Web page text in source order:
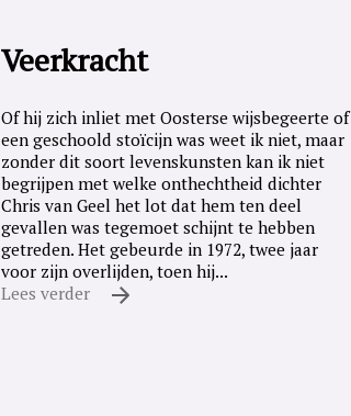
Veerkracht
Of hij zich inliet met Oosterse wijsbegeerte of
een geschoold stoïcijn was weet ik niet, maar
zonder dit soort levenskunsten kan ik niet
begrijpen met welke onthechtheid dichter
Chris van Geel het lot dat hem ten deel
gevallen was tegemoet schijnt te hebben
getreden. Het gebeurde in 1972, twee jaar
voor zijn overlijden, toen hij...
Lees verder